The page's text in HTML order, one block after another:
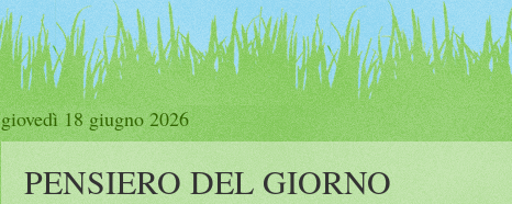
giovedì 18 giugno 2026
PENSIERO DEL GIORNO